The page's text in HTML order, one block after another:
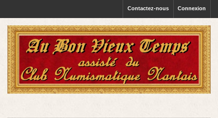
Connexion
Contactez-nous